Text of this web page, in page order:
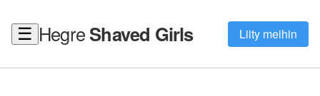
☰ HegreShaved Girls Liity meihin